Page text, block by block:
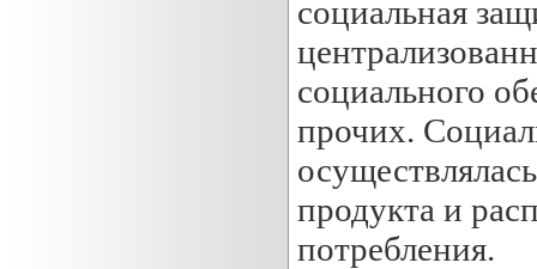
социальная
социального
прочих.
продукта и
потребления.